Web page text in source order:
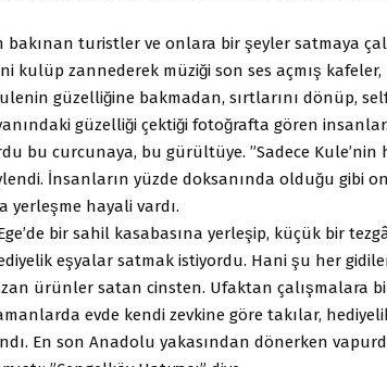
bakınan turistler ve onlara bir şeyler satmaya
kulüp zannederek müziği son ses açmış kafeler,
güzelliğine bakmadan, sırtlarını dönüp,
güzelliği çektiği fotoğrafta gören
bu curcunaya, bu gürültüye. ”Sadece Kule’nin
İnsanların yüzde doksanında olduğu gibi
yerleşme hayali vardı.
bir sahil kasabasına yerleşip, küçük bir
eşyalar satmak istiyordu. Hani şu her
ürünler satan cinsten. Ufaktan çalışmalara
evde kendi zevkine göre takılar,
En son Anadolu yakasından dönerken